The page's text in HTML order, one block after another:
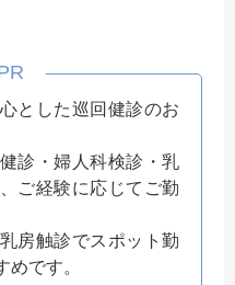
とした巡回健診のお
診・婦人科検診・乳
ご経験に応じてご勤
房触診でスポット勤
です。